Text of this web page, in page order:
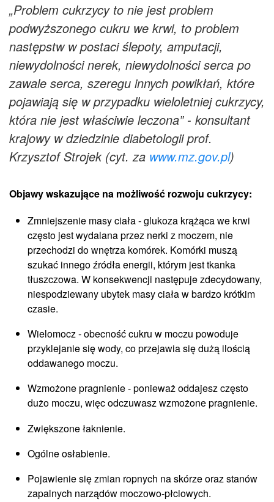
„Problem cukrzycy to nie jest problem
podwyższonego cukru we krwi, to problem
następstw w postaci ślepoty, amputacji,
niewydolności nerek, niewydolności serca po
zawale serca, szeregu innych powikłań, które
pojawiają się w przypadku wieloletniej cukrzycy,
która nie jest właściwie leczona” - konsultant
krajowy w dziedzinie diabetologii prof.
Krzysztof Strojek (cyt. za www.mz.gov.pl)
Objawy wskazujące na możliwość rozwoju cukrzycy:
Zmniejszenie masy ciała - glukoza krążąca we krwi
często jest wydalana przez nerki z moczem, nie
przechodzi do wnętrza komórek. Komórki muszą
szukać innego źródła energii, którym jest tkanka
tłuszczowa. W konsekwencji następuje zdecydowany,
niespodziewany ubytek masy ciała w bardzo krótkim
czasie.
Wielomocz - obecność cukru w moczu powoduje
przyklejanie się wody, co przejawia się dużą ilością
oddawanego moczu.
Wzmożone pragnienie - ponieważ oddajesz często
dużo moczu, więc odczuwasz wzmożone pragnienie.
Zwiększone łaknienie.
Ogólne osłabienie.
Pojawienie się zmian ropnych na skórze oraz stanów
zapalnych narządów moczowo-płciowych.